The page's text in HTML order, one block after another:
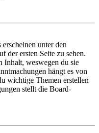
unter den
der ersten Seite zu sehen.
Inhalt, weswegen du sie
hängt es von
wichtige Themen erstellen
stellt die Board-